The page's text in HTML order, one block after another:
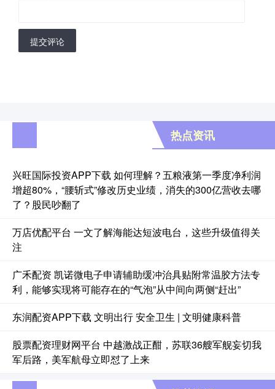
提交评论
热点资讯
兴旺国际投资APP下载 如何理解？五粮液第一季度净利润
增超80%，“腰斩式”修改历史业绩，消失的300亿营收去哪
了？股民吵翻了
万店优配平台 一文了解海能达短波电台，这些升级值得关
注
广禾配资 凯诺微电子申请辅助缓冲治具贴附常温胶方法专
利，能够实现将可能存在的“气泡”从中间向两侧“赶出”
东润配资APP下载 文明出行 安全卫生 | 文明健康科普
股票配资理财网平台 中越激战正酣，苏联36艘军舰妄切我
军后路，美军航母立即怼了上来